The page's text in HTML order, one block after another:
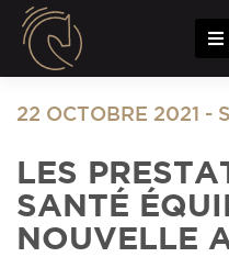
22 OCTOBRE 2021 -
LES
SANTÉ
NOUVELLE
Panneau de gestion